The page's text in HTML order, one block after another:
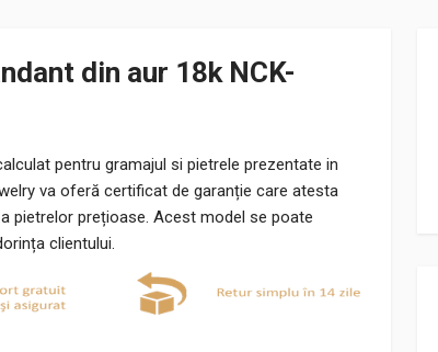
din aur 18k NCK-
pentru gramajul si pietrele prezentate in
va oferă certificat de garanție care atesta
pietrelor prețioase. Acest model se poate
clientului.